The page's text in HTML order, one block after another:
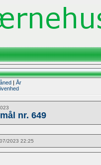
| År
nr. 649
2023 22:25